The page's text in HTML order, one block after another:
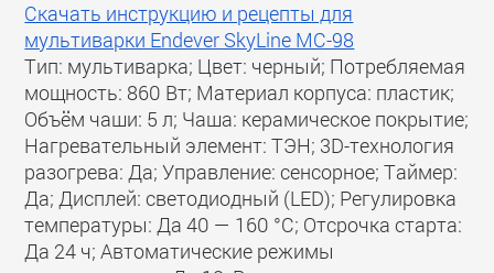
Скачать инструкцию и рецепты для
мультиварки Endever SkyLine MC-98
Тип: мультиварка; Цвет: черный; Потребляемая
мощность: 860 Вт; Материал корпуса: пластик;
Объём чаши: 5 л; Чаша: керамическое покрытие;
Нагревательный элемент: ТЭН; 3D-технология
разогрева: Да; Управление: сенсорное; Таймер:
Да; Дисплей: светодиодный (LED); Регулировка
температуры: Да 40 — 160 °C; Отсрочка старта:
Да 24 ч; Автоматические режимы